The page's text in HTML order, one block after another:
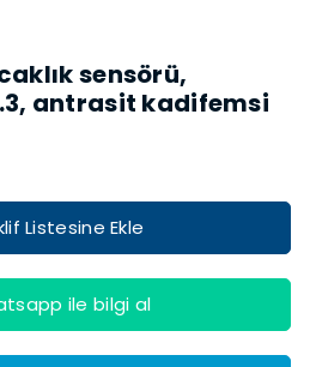
sensörü,
antrasit kadifemsi
Listesine Ekle
ile bilgi al